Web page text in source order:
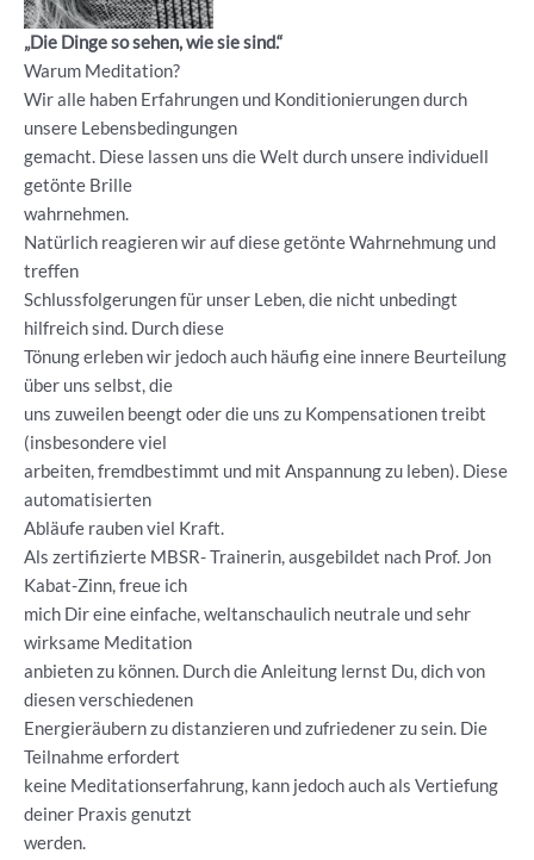
„Die Dinge so sehen, wie sie sind.“
Warum Meditation?
Wir alle haben Erfahrungen und Konditionierungen durch
unsere Lebensbedingungen
gemacht. Diese lassen uns die Welt durch unsere individuell
getönte Brille
wahrnehmen.
Natürlich reagieren wir auf diese getönte Wahrnehmung und
treffen
Schlussfolgerungen für unser Leben, die nicht unbedingt
hilfreich sind. Durch diese
Tönung erleben wir jedoch auch häufig eine innere Beurteilung
über uns selbst, die
uns zuweilen beengt oder die uns zu Kompensationen treibt
(insbesondere viel
arbeiten, fremdbestimmt und mit Anspannung zu leben). Diese
automatisierten
Abläufe rauben viel Kraft.
Als zertifizierte MBSR- Trainerin, ausgebildet nach Prof. Jon
Kabat-Zinn, freue ich
mich Dir eine einfache, weltanschaulich neutrale und sehr
wirksame Meditation
anbieten zu können. Durch die Anleitung lernst Du, dich von
diesen verschiedenen
Energieräubern zu distanzieren und zufriedener zu sein. Die
Teilnahme erfordert
keine Meditationserfahrung, kann jedoch auch als Vertiefung
deiner Praxis genutzt
werden.